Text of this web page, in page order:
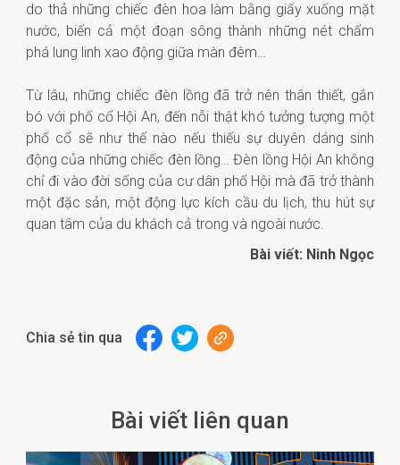
do thả những chiếc đèn hoa làm bằng giấy xuống mặt
nước, biến cả một đoạn sông thành những nét chấm
phá lung linh xao động giữa màn đêm…
Từ lâu, những chiếc đèn lồng đã trở nên thân thiết, gắn
bó với phố cổ Hội An, đến nỗi thật khó tưởng tượng một
phố cổ sẽ như thế nào nếu thiếu sự duyên dáng sinh
động của những chiếc đèn lồng… Đèn lồng Hội An không
chỉ đi vào đời sống của cư dân phố Hội mà đã trở thành
một đặc sản, một động lực kích cầu du lịch, thu hút sự
quan tâm của du khách cả trong và ngoài nước.
Bài viết: Ninh Ngọc
Chia sẻ tin qua
Bài viết liên quan